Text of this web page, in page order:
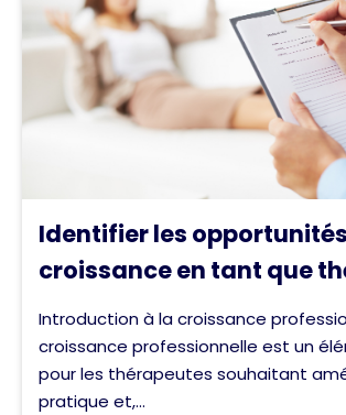
Identifier les
croissance en tant que
Introduction à la croissance
croissance professionnelle est un
pour les thérapeutes souhaitant
pratique et,...